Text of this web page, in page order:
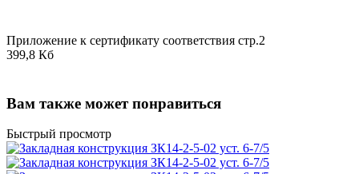
Приложение к сертификату соответствия стр.2
399,8 Кб
Вам также может понравиться
Быстрый просмотр